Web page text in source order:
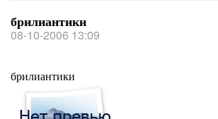
брилиантики
08-10-2006 13:09
брилиантики